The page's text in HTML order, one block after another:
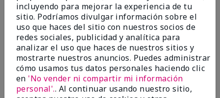
Evaluado en
marykay.com/en-us/
Comentarios sobre Mary Kay® CC Cream
Sunscreen Broad Spectrum SPF 15*
I have been wearing the cc cream for 8 years now. I
absolutely love it. Its not cakey it's not heavy and it
blends effortlessly. I get compliments all the time.
10/10 I definitely recommend.
incluyendo para mejorar la experiencia de tu
sitio. Podríamos divulgar información sobre el
uso que haces del sitio con nuestros socios de
redes sociales, publicidad y analítica para
analizar el uso que haces de nuestros sitios y
mostrarte nuestros anuncios. Puedes administrar
cómo usamos tus datos personales haciendo clic
en 'No vender ni compartir mi información
personal'.. Al continuar usando nuestro sitio,